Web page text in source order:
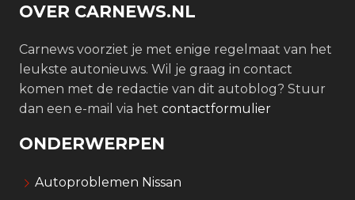
OVER CARNEWS.NL
Carnews voorziet je met enige regelmaat van het
leukste autonieuws. Wil je graag in contact
komen met de redactie van dit autoblog? Stuur
dan een e-mail via het contactformulier
ONDERWERPEN
Autoproblemen Nissan